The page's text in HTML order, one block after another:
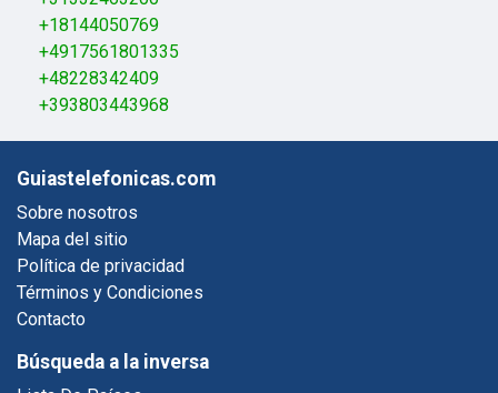
+18144050769
+4917561801335
+48228342409
+393803443968
Guiastelefonicas.com
Sobre nosotros
Mapa del sitio
Política de privacidad
Términos y Condiciones
Contacto
Búsqueda a la inversa